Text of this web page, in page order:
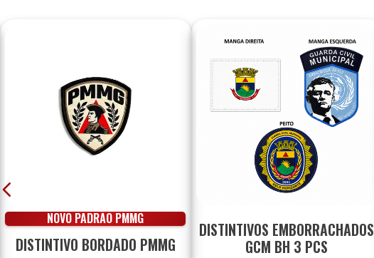
NOVO PADRÃO PMMG
DISTINTIVO BORDADO PMMG
DISTINTIVOS EMBORRACHADOS
GCM BH 3 PCS